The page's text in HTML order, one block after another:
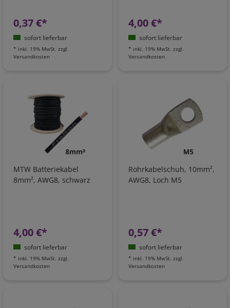
0,37 €*
sofort lieferbar
* inkl. 19% MwSt. zzgl.
Versandkosten
4,00 €*
sofort lieferbar
* inkl. 19% MwSt. zzgl.
Versandkosten
MTW Batteriekabel
8mm², AWG8, schwarz
4,00 €*
sofort lieferbar
* inkl. 19% MwSt. zzgl.
Versandkosten
Rohrkabelschuh, 10mm²,
AWG8, Loch M5
0,57 €*
sofort lieferbar
* inkl. 19% MwSt. zzgl.
Versandkosten